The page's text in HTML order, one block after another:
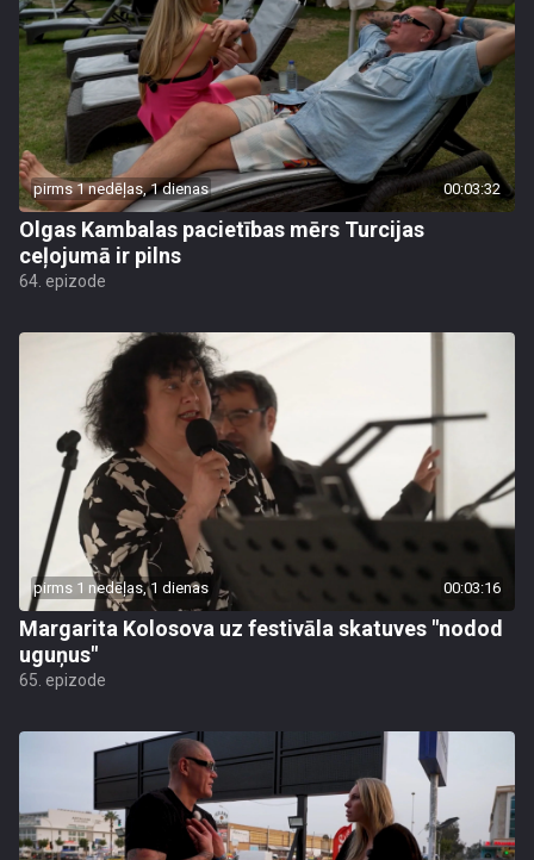
pirms 1 nedēļas, 1 dienas 00:03:32
Olgas Kambalas pacietības mērs Turcijas
ceļojumā ir pilns
64. epizode
pirms 1 nedēļas, 1 dienas 00:03:16
Margarita Kolosova uz festivāla skatuves "nodod
uguņus"
65. epizode